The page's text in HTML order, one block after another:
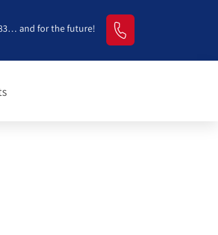
and for the future!